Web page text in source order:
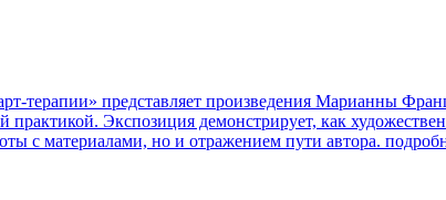
терапии» представляет произведения Марианны
Экспозиция демонстрирует, как
с материалами, но и отражением пути автора.